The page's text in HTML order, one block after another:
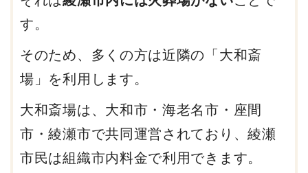
す。
そのため、多くの方は近隣の「大和斎
場」を利用します。
大和斎場は、大和市・海老名市・座間
市・綾瀬市で共同運営されており、綾瀬
市民は組織市内料金で利用できます。